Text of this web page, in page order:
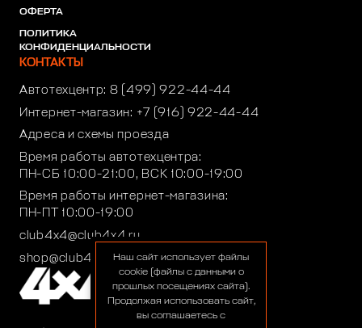
ОФЕРТА
ПОЛИТИКА
КОНФИДЕНЦИАЛЬНОСТИ
КОНТАКТЫ
Автотехцентр: 8 (499) 922-44-44
Интернет-магазин: +7 (916) 922-44-44
Адреса и схемы проезда
Время работы автотехцентра:
ПН-СБ 10:00-21:00, ВСК 10:00-19:00
Время работы интернет-магазина:
ПН-ПТ 10:00-19:00
club4x4@club4x4.ru
shop@club4x4.ruНаш сайт использует файлы
cookie (файлы с данными о
прошлых посещениях сайта).
Продолжая использовать сайт,
вы соглашаетесь с